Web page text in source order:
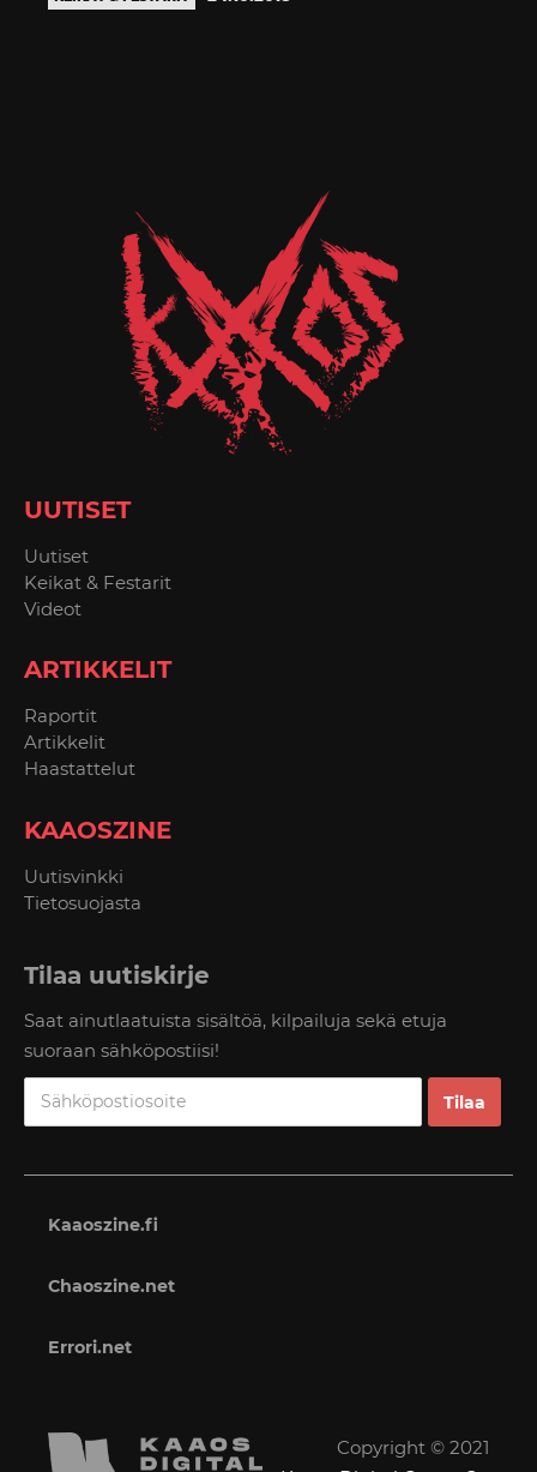
UUTISET
Uutiset
Keikat & Festarit
Videot
ARTIKKELIT
Raportit
Artikkelit
Haastattelut
KAAOSZINE
Uutisvinkki
Tietosuojasta
Tilaa uutiskirje
Saat ainutlaatuista sisältöä, kilpailuja sekä etuja
suoraan sähköpostiisi!
Kaaoszine.fi
Chaoszine.net
Errori.net
Copyright © 2021